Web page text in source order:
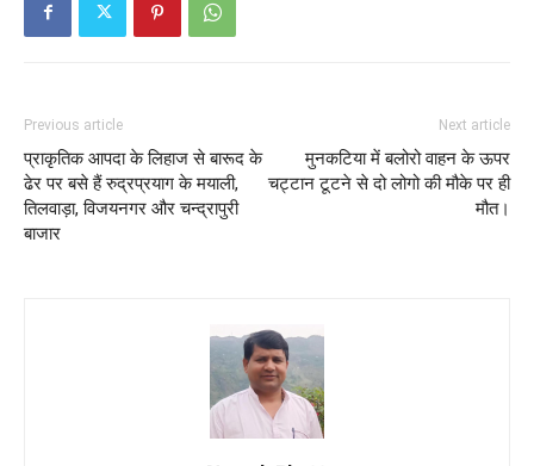
Previous article
प्राकृतिक आपदा के लिहाज से बारूद के
ढेर पर बसे हैं रुद्रप्रयाग के मयाली,
तिलवाड़ा, विजयनगर और चन्द्रापुरी
बाजार
Next article
मुनकटिया में बलोरो वाहन के ऊपर
चट्टान टूटने से दो लोगो की मौके पर ही
मौत।